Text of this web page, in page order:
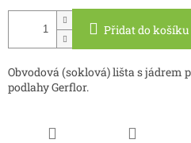
cena:
Přidat do košíku
Obvodová (soklová) lišta s jádrem
podlahy Gerflor.